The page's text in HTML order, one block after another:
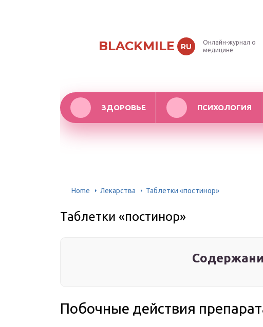
BLACKMILE RU
Онлайн-журнал о
медицине
ЗДОРОВЬЕ ПСИХОЛОГИЯ
Home Лекарства Таблетки «постинор»
Таблетки «постинор»
Побочные действия